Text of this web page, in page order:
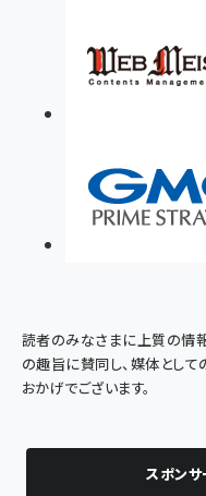
読者のみなさまに上質の情
の趣旨に賛同し、媒体とし
おかげでございます。
スポン